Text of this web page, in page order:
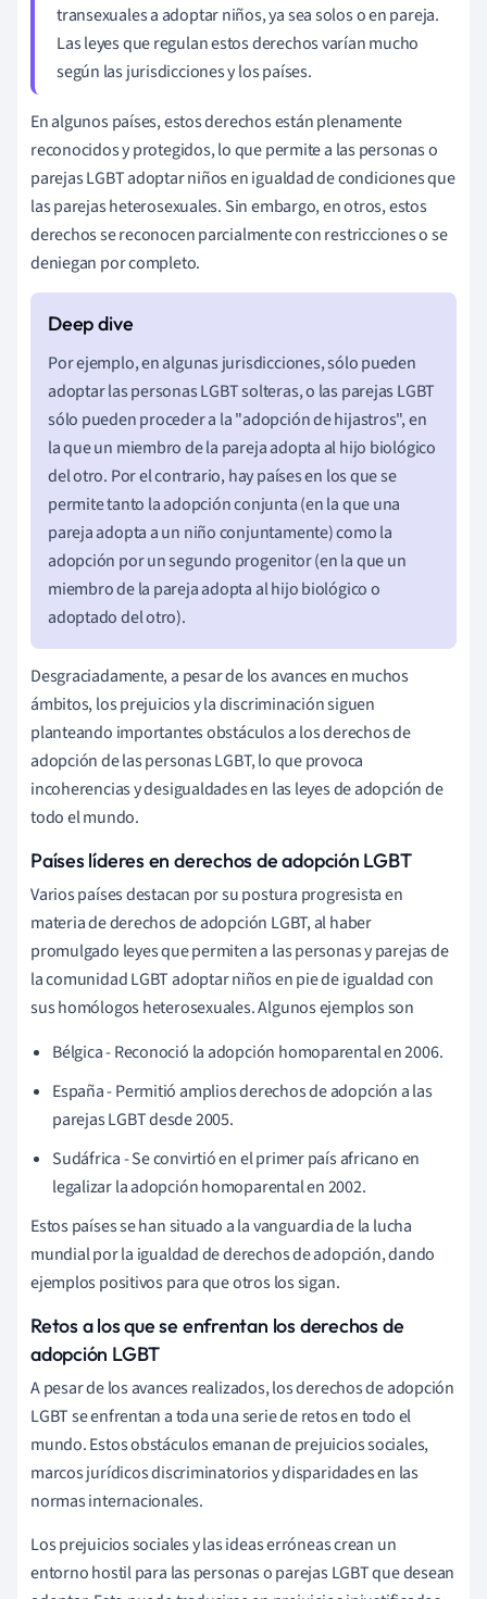
transexuales a adoptar niños, ya sea solos o en pareja.
Las leyes que regulan estos derechos varían mucho
según las jurisdicciones y los países.
En algunos países, estos derechos están plenamente
reconocidos y protegidos, lo que permite a las personas o
parejas LGBT adoptar niños en igualdad de condiciones que
las parejas heterosexuales. Sin embargo, en otros, estos
derechos se reconocen parcialmente con restricciones o se
deniegan por completo.
Por ejemplo, en algunas jurisdicciones, sólo pueden
adoptar las personas LGBT solteras, o las parejas LGBT
sólo pueden proceder a la "adopción de hijastros", en
la que un miembro de la pareja adopta al hijo biológico
del otro. Por el contrario, hay países en los que se
permite tanto la adopción conjunta (en la que una
pareja adopta a un niño conjuntamente) como la
adopción por un segundo progenitor (en la que un
miembro de la pareja adopta al hijo biológico o
adoptado del otro).
Desgraciadamente, a pesar de los avances en muchos
ámbitos, los prejuicios y la discriminación siguen
planteando importantes obstáculos a los derechos de
adopción de las personas LGBT, lo que provoca
incoherencias y desigualdades en las leyes de adopción de
todo el mundo.
Países líderes en derechos de adopción LGBT
Varios países destacan por su postura progresista en
materia de derechos de adopción LGBT, al haber
promulgado leyes que permiten a las personas y parejas de
la comunidad LGBT adoptar niños en pie de igualdad con
sus homólogos heterosexuales. Algunos ejemplos son
Bélgica - Reconoció la adopción homoparental en 2006.
España - Permitió amplios derechos de adopción a las
parejas LGBT desde 2005.
Sudáfrica - Se convirtió en el primer país africano en
legalizar la adopción homoparental en 2002.
Estos países se han situado a la vanguardia de la lucha
mundial por la igualdad de derechos de adopción, dando
ejemplos positivos para que otros los sigan.
Retos a los que se enfrentan los derechos de
adopción LGBT
A pesar de los avances realizados, los derechos de adopción
LGBT se enfrentan a toda una serie de retos en todo el
mundo. Estos obstáculos emanan de prejuicios sociales,
marcos jurídicos discriminatorios y disparidades en las
normas internacionales.
Los prejuicios sociales y las ideas erróneas crean un
entorno hostil para las personas o parejas LGBT que desean